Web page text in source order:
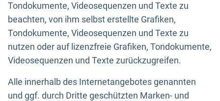
Tondokumente, Videosequenzen und Texte zu
beachten, von ihm selbst erstellte Grafiken,
Tondokumente, Videosequenzen und Texte zu
nutzen oder auf lizenzfreie Grafiken, Tondokumente,
Videosequenzen und Texte zurückzugreifen.
Alle innerhalb des Internetangebotes genannten
und ggf. durch Dritte geschützten Marken- und